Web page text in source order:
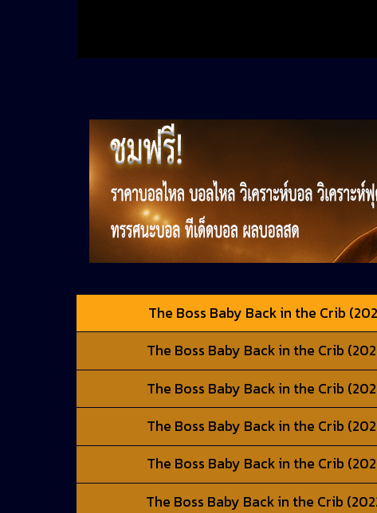
The Boss Baby Back in the Crib
The Boss Baby Back in the Crib
The Boss Baby Back in the Crib
The Boss Baby Back in the Crib
The Boss Baby Back in the Crib
The Boss Baby Back in the Crib